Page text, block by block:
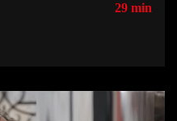
29 min